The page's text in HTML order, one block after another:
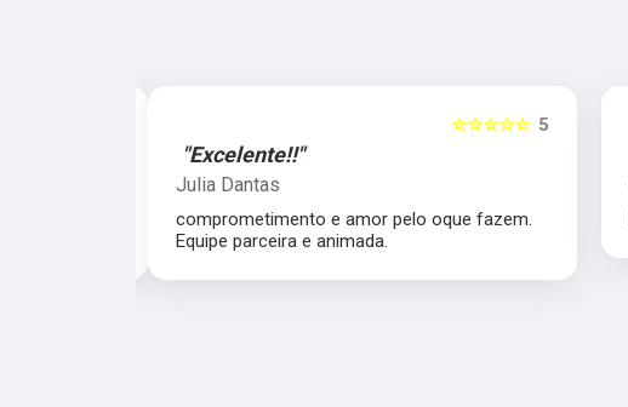
5
☆☆☆☆☆
"Excelente!!"
Julia Dantas
comprometimento e amor pelo oque fazem.
Equipe parceira e animada.